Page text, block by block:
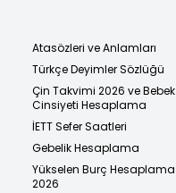
Atasözleri ve Anlamları
Türkçe Deyimler Sözlüğü
Çin Takvimi 2026 ve Bebek
Cinsiyeti Hesaplama
İETT Sefer Saatleri
Gebelik Hesaplama
Yükselen Burç Hesaplama
2026